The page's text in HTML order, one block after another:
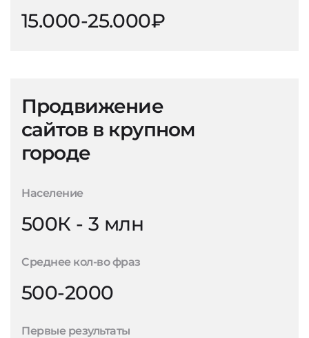
15.000-25.000₽
Продвижение
сайтов в крупном
городе
Население
500К - 3 млн
Среднее кол-во фраз
500-2000
Первые результаты